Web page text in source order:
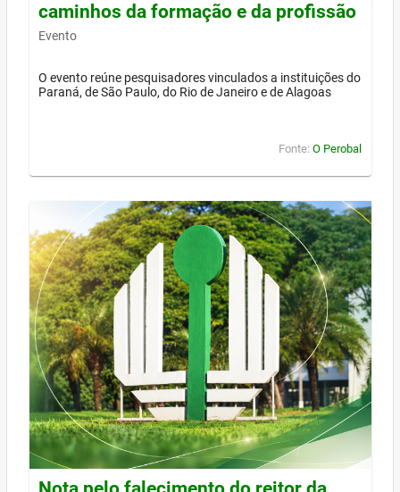
caminhos da formação e da profissão
Evento
O evento reúne pesquisadores vinculados a instituições do
Paraná, de São Paulo, do Rio de Janeiro e de Alagoas
Fonte: O Perobal